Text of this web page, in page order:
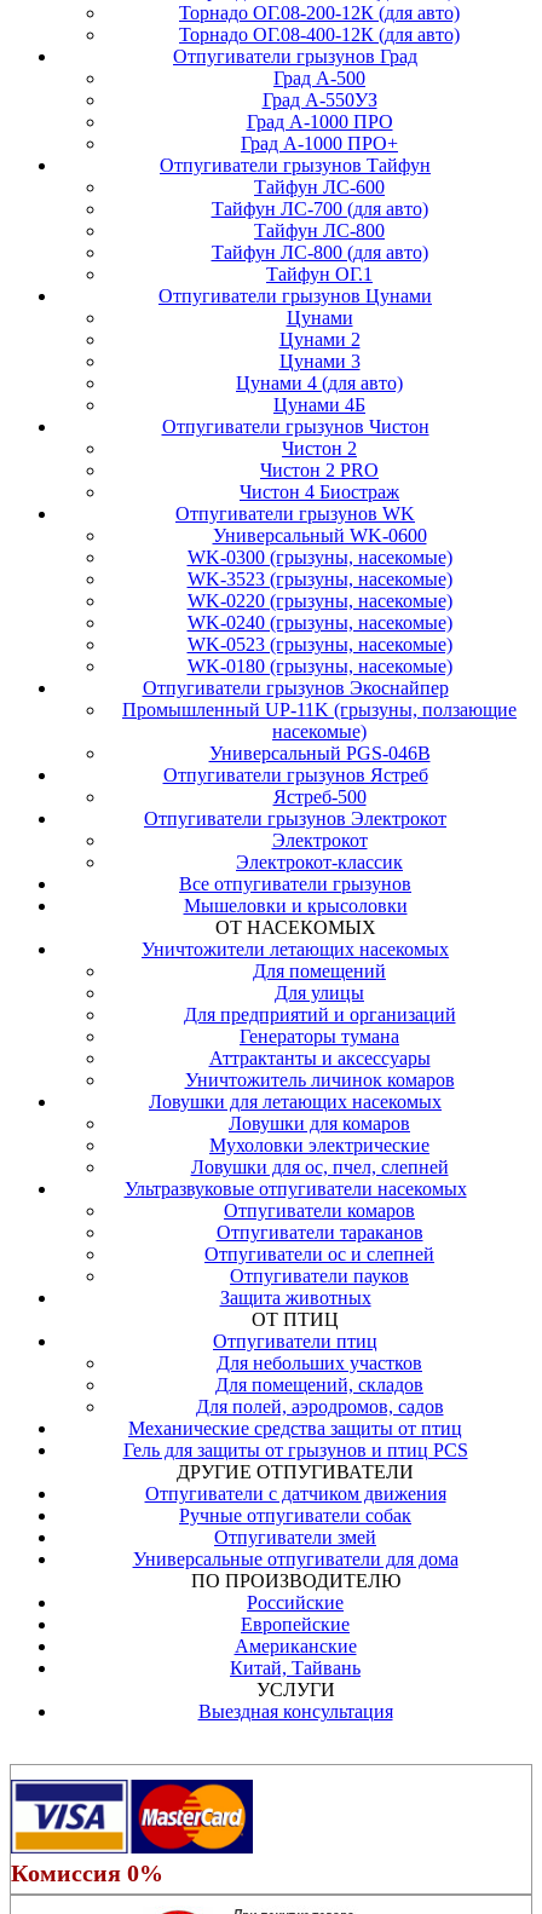
Торнадо ОГ.08-200-12К (для авто)
Торнадо ОГ.08-400-12К (для авто)
Отпугиватели грызунов Град
Град А-500
Град А-550УЗ
Град А-1000 ПРО
Град А-1000 ПРО+
Отпугиватели грызунов Тайфун
Тайфун ЛС-600
Тайфун ЛС-700 (для авто)
Тайфун ЛС-800
Тайфун ЛС-800 (для авто)
Тайфун ОГ.1
Отпугиватели грызунов Цунами
Цунами
Цунами 2
Цунами 3
Цунами 4 (для авто)
Цунами 4Б
Отпугиватели грызунов Чистон
Чистон 2
Чистон 2 PRO
Чистон 4 Биостраж
Отпугиватели грызунов WK
Универсальный WK-0600
WK-0300 (грызуны, насекомые)
WK-3523 (грызуны, насекомые)
WK-0220 (грызуны, насекомые)
WK-0240 (грызуны, насекомые)
WK-0523 (грызуны, насекомые)
WK-0180 (грызуны, насекомые)
Отпугиватели грызунов Экоснайпер
Промышленный UP-11K (грызуны, ползающие
насекомые)
Универсальный PGS-046B
Отпугиватели грызунов Ястреб
Ястреб-500
Отпугиватели грызунов Электрокот
Электрокот
Электрокот-классик
Все отпугиватели грызунов
Мышеловки и крысоловки
ОТ НАСЕКОМЫХ
Уничтожители летающих насекомых
Для помещений
Для улицы
Для предприятий и организаций
Генераторы тумана
Аттрактанты и аксессуары
Уничтожитель личинок комаров
Ловушки для летающих насекомых
Ловушки для комаров
Мухоловки электрические
Ловушки для ос, пчел, слепней
Ультразвуковые отпугиватели насекомых
Отпугиватели комаров
Отпугиватели тараканов
Отпугиватели ос и слепней
Отпугиватели пауков
Защита животных
ОТ ПТИЦ
Отпугиватели птиц
Для небольших участков
Для помещений, складов
Для полей, аэродромов, садов
Механические средства защиты от птиц
Гель для защиты от грызунов и птиц PCS
ДРУГИЕ ОТПУГИВАТЕЛИ
Отпугиватели с датчиком движения
Ручные отпугиватели собак
Отпугиватели змей
Универсальные отпугиватели для дома
ПО ПРОИЗВОДИТЕЛЮ
Российские
Европейские
Американские
Китай, Тайвань
УСЛУГИ
Выездная консультация
Комиссия 0%